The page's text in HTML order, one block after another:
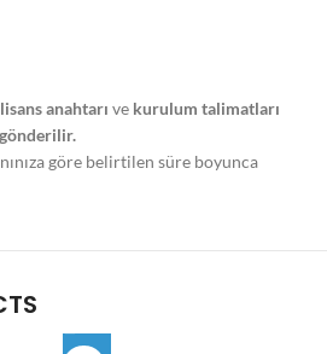
anahtarı ve kurulum talimatları
göre belirtilen süre boyunca